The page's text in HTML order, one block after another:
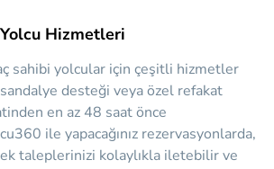
Hizmetleri
sahibi yolcular için çeşitli hizmetler
desteği veya özel refakat
en az 48 saat önce
ile yapacağınız rezervasyonlarda,
taleplerinizi kolaylıkla iletebilir ve